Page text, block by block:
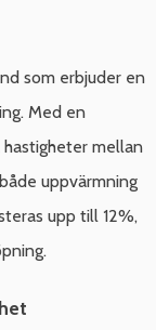
som erbjuder en
Med en
mellan
uppvärmning
upp till 12%,